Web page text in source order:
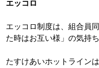
エッコロ
エッコロ制度は、組合員
た時はお互い様」の気持
たすけあいホットライン